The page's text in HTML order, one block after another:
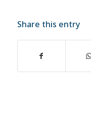
Share this entry